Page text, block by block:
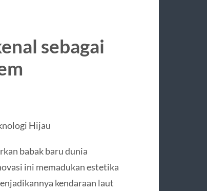
sebagai
Hijau
babak baru dunia
ini memadukan estetika
kendaraan laut